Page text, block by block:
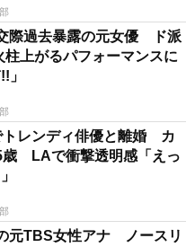
際過去暴露の元女優 ド派
上がるパフォーマンスに
」
トレンディ俳優と離婚 カ
歳 LAで衝撃透明感「えっ
元TBS女性アナ ノースリ